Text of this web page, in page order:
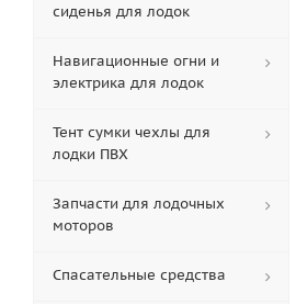
сиденья для лодок
Навигационные огни и
электрика для лодок
Тент сумки чехлы для
лодки ПВХ
Запчасти для лодочных
моторов
Спасательные средства